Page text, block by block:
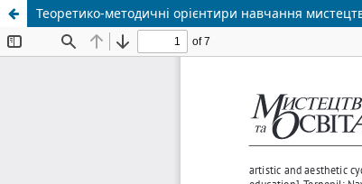
Теоретико-методичні орієнтири навчання